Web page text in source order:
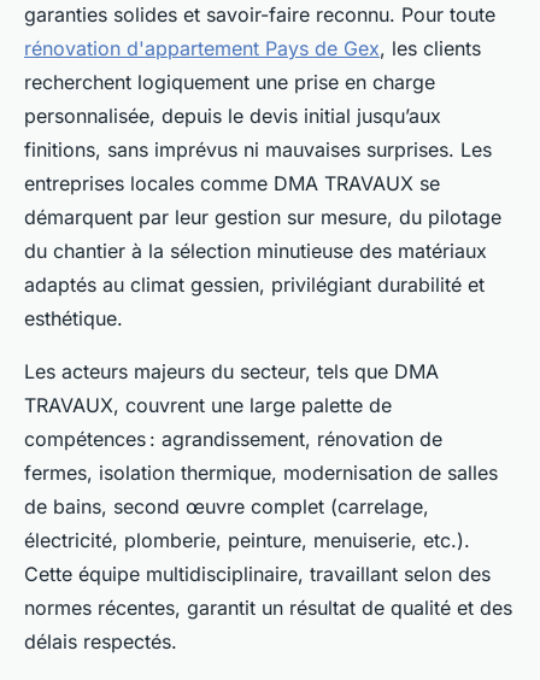
garanties solides et savoir-faire reconnu. Pour toute
rénovation d'appartement Pays de Gex, les clients
recherchent logiquement une prise en charge
personnalisée, depuis le devis initial jusqu’aux
finitions, sans imprévus ni mauvaises surprises. Les
entreprises locales comme DMA TRAVAUX se
démarquent par leur gestion sur mesure, du pilotage
du chantier à la sélection minutieuse des matériaux
adaptés au climat gessien, privilégiant durabilité et
esthétique.
Les acteurs majeurs du secteur, tels que DMA
TRAVAUX, couvrent une large palette de
compétences : agrandissement, rénovation de
fermes, isolation thermique, modernisation de salles
de bains, second œuvre complet (carrelage,
électricité, plomberie, peinture, menuiserie, etc.).
Cette équipe multidisciplinaire, travaillant selon des
normes récentes, garantit un résultat de qualité et des
délais respectés.